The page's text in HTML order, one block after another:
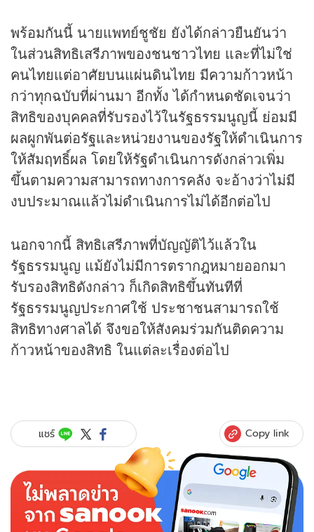
พร้อมกันนี้ นายแพทย์ชูชัย ยังได้กล่าวยืนยันว่า
ในส่วนสิทธิเสรีภาพของชนชาวไทย และที่ไม่ใช่
คนไทยแต่อาศัยบนแผ่นดินไทย มีความก้าวหน้า
กว่าทุกฉบับที่ผ่านมา อีกทั้ง ได้กำหนดชัดเจนว่า
สิทธิของบุคคลที่รับรองไว้ในรัฐธรรมนูญนี้ ย่อมมี
ผลผูกพันต่อรัฐและหน่วยงานของรัฐให้ดำเนินการ
ให้สัมฤทธิ์ผล โดยให้รัฐดำเนินการดังกล่าวเพิ่ม
ขึ้นตามความสามารถทางการคลัง จะอ้างว่าไม่มี
งบประมาณแล้วไม่ดำเนินการไม่ได้อีกต่อไป
นอกจากนี้ สิทธิเสรีภาพที่บัญญัติไว้แล้วใน
รัฐธรรมนูญ แม้ยังไม่มีการตรากฎหมายออกมา
รับรองสิทธิดังกล่าว ก็เกิดสิทธิขึ้นทันทีที่
รัฐธรรมนูญประกาศใช้ ประชาชนสามารถใช้
สิทธิทางศาลได้ จึงขอให้สังคมร่วมกันติดความ
ก้าวหน้าของสิทธิ ในแต่ละเรื่องต่อไป
แชร์ Copy link